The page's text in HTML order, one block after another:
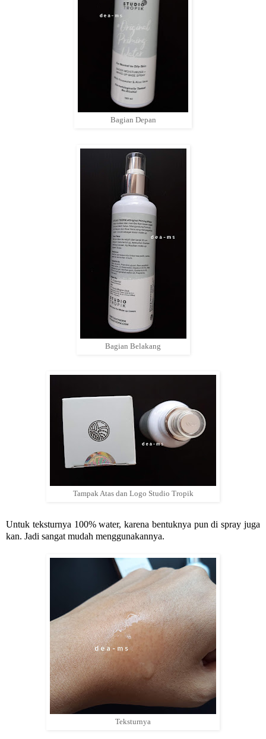
Bagian Depan
Bagian Belakang
Tampak Atas dan Logo Studio Tropik
Untuk teksturnya 100% water, karena bentuknya pun di spray juga
kan. Jadi sangat mudah menggunakannya.
Teksturnya